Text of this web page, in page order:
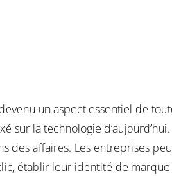
un aspect essentiel de
sur la technologie
des affaires. Les entreprises
établir leur identité de